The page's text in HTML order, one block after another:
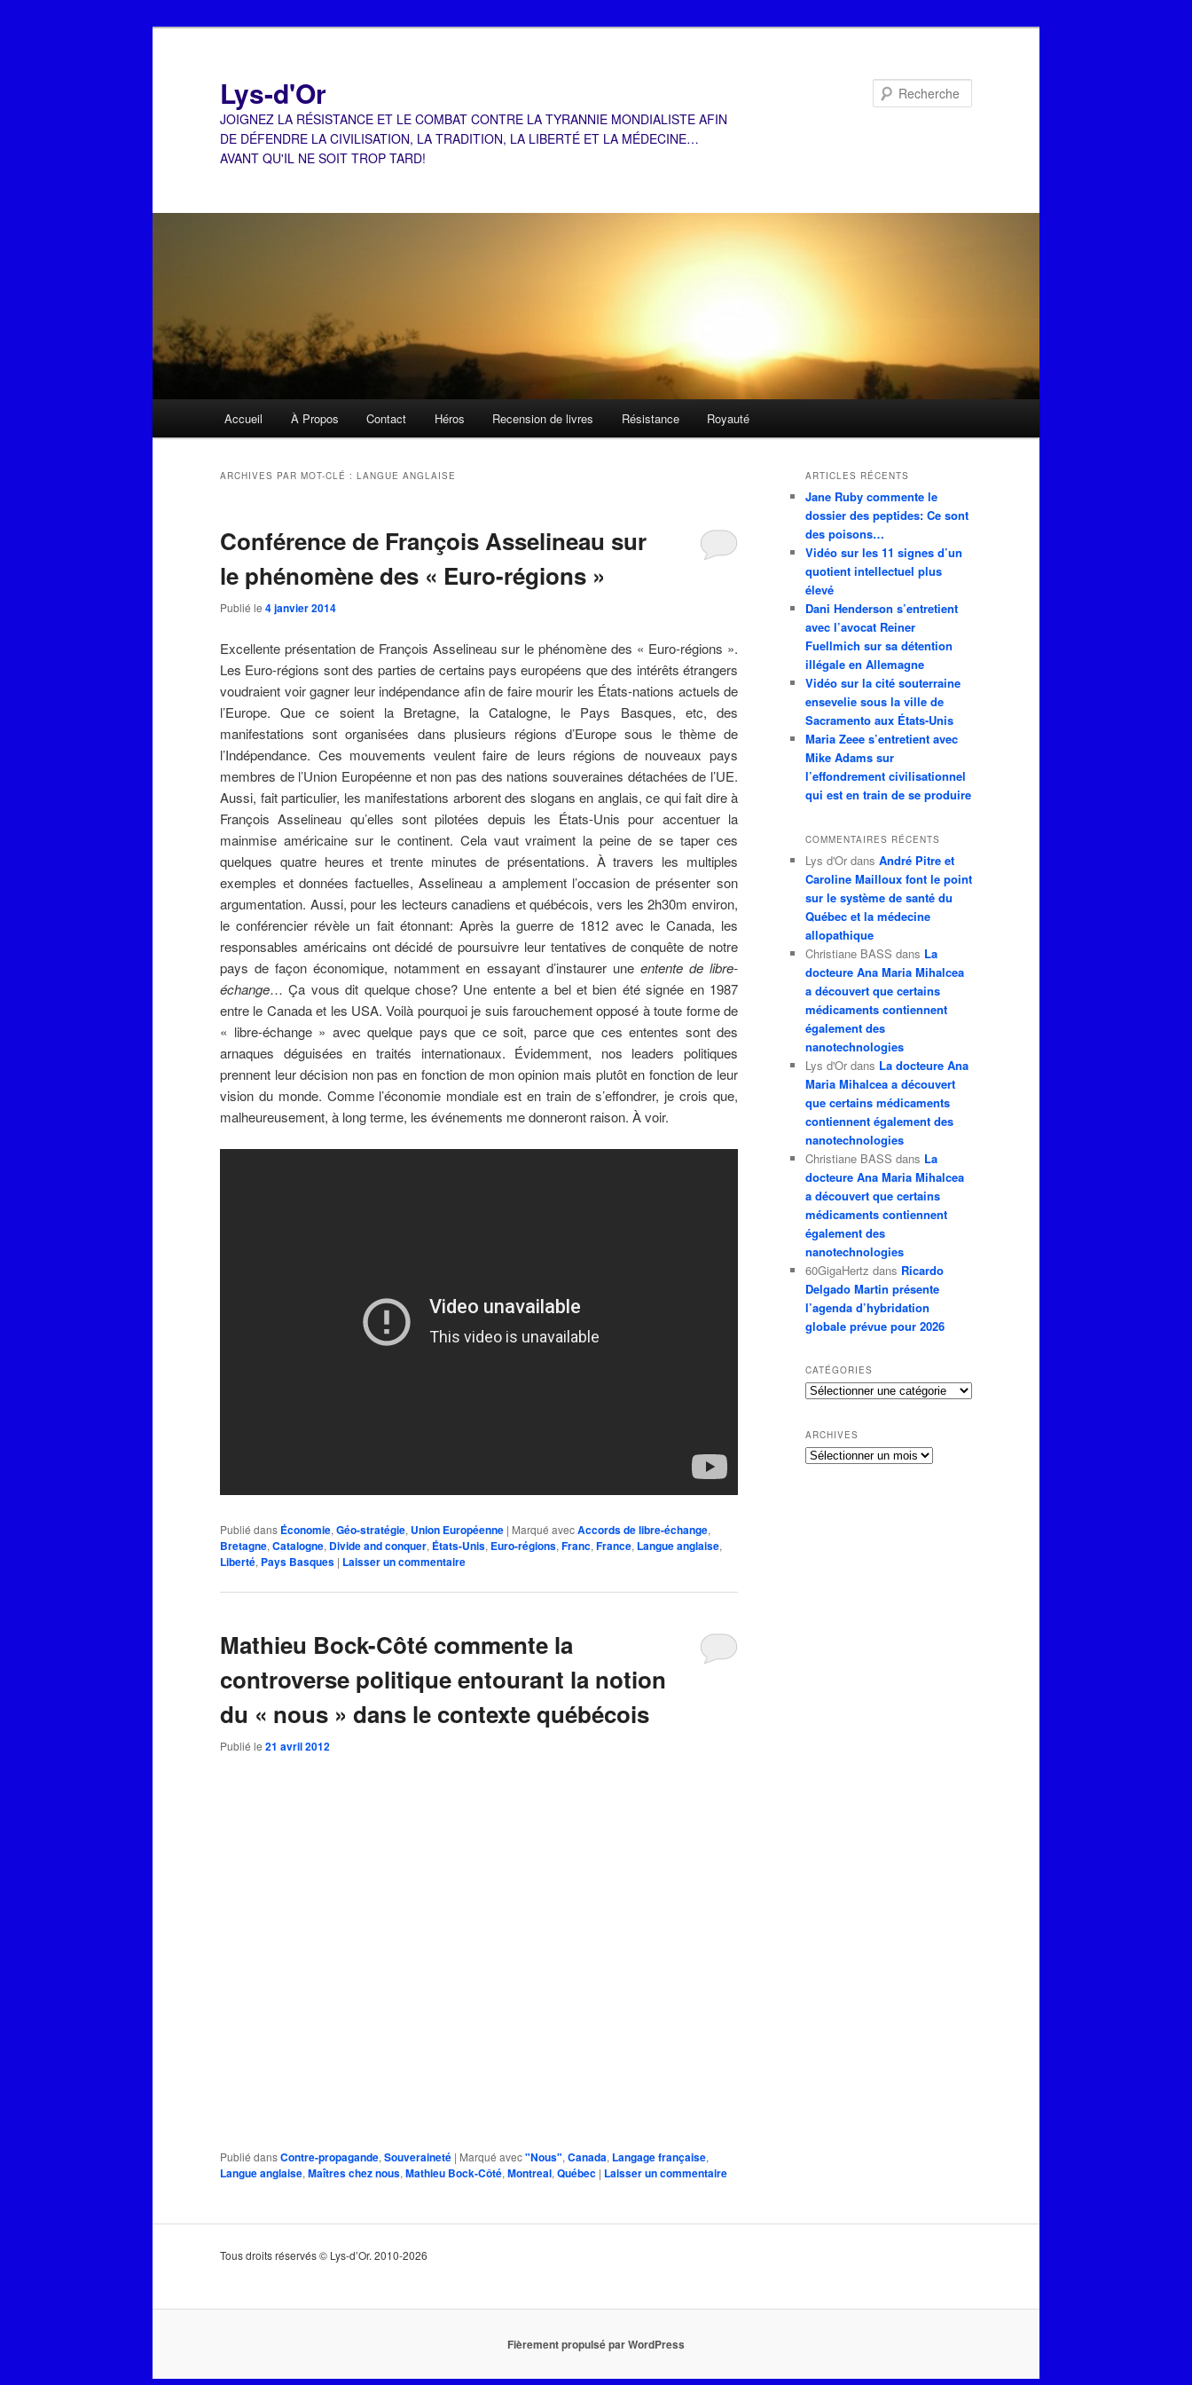
Lys-d'Or
JOIGNEZ LA RÉSISTANCE ET LE COMBAT CONTRE LA TYRANNIE MONDIALISTE AFIN
DE DÉFENDRE LA CIVILISATION, LA TRADITION, LA LIBERTÉ ET LA MÉDECINE…
AVANT QU'IL NE SOIT TROP TARD!
Accueil À Propos Contact Héros Recension de livres Résistance Royauté
ARCHIVES PAR MOT-CLÉ : LANGUE ANGLAISE
Conférence de François Asselineau sur
le phénomène des « Euro-régions »
Publié le 4 janvier 2014
Excellente présentation de François Asselineau sur le phénomène des « Euro-régions ».
Les Euro-régions sont des parties de certains pays européens que des intérêts étrangers
voudraient voir gagner leur indépendance afin de faire mourir les États-nations actuels de
l’Europe. Que ce soient la Bretagne, la Catalogne, le Pays Basques, etc, des
manifestations sont organisées dans plusieurs régions d’Europe sous le thème de
l’Indépendance. Ces mouvements veulent faire de leurs régions de nouveaux pays
membres de l’Union Européenne et non pas des nations souveraines détachées de l’UE.
Aussi, fait particulier, les manifestations arborent des slogans en anglais, ce qui fait dire à
François Asselineau qu’elles sont pilotées depuis les États-Unis pour accentuer la
mainmise américaine sur le continent. Cela vaut vraiment la peine de se taper ces
quelques quatre heures et trente minutes de présentations. À travers les multiples
exemples et données factuelles, Asselineau a amplement l’occasion de présenter son
argumentation. Aussi, pour les lecteurs canadiens et québécois, vers les 2h30m environ,
le conférencier révèle un fait étonnant: Après la guerre de 1812 avec le Canada, les
responsables américains ont décidé de poursuivre leur tentatives de conquête de notre
pays de façon économique, notamment en essayant d’instaurer une entente de libre-
échange… Ça vous dit quelque chose? Une entente a bel et bien été signée en 1987
entre le Canada et les USA. Voilà pourquoi je suis farouchement opposé à toute forme de
« libre-échange » avec quelque pays que ce soit, parce que ces ententes sont des
arnaques déguisées en traités internationaux. Évidemment, nos leaders politiques
prennent leur décision non pas en fonction de mon opinion mais plutôt en fonction de leur
vision du monde. Comme l’économie mondiale est en train de s’effondrer, je crois que,
malheureusement, à long terme, les événements me donneront raison. À voir.
Publié dans Économie, Géo-stratégie, Union Européenne | Marqué avecAccords de libre-échange,
Bretagne, Catalogne, Divide and conquer, États-Unis, Euro-régions, Franc, France, Langue anglaise,
Liberté, Pays Basques | Laisser un commentaire
Mathieu Bock-Côté commente la
controverse politique entourant la notion
du « nous » dans le contexte québécois
Publié le 21 avril 2012
Publié dansContre-propagande, Souveraineté | Marqué avec"Nous", Canada, Langage française,
Langue anglaise, Maîtres chez nous, Mathieu Bock-Côté, Montreal, Québec | Laisser un commentaire
ARTICLES RÉCENTS
Jane Ruby commente le
dossier des peptides: Ce sont
des poisons…
Vidéo sur les 11 signes d’un
quotient intellectuel plus
élevé
Dani Henderson s’entretient
avec l’avocat Reiner
Fuellmich sur sa détention
illégale en Allemagne
Vidéo sur la cité souterraine
ensevelie sous la ville de
Sacramento aux États-Unis
Maria Zeee s’entretient avec
Mike Adams sur
l’effondrement civilisationnel
qui est en train de se produire
COMMENTAIRES RÉCENTS
Lys d'Or dans André Pitre et
Caroline Mailloux font le point
sur le système de santé du
Québec et la médecine
allopathique
Christiane BASS dans La
docteure Ana Maria Mihalcea
a découvert que certains
médicaments contiennent
également des
nanotechnologies
Lys d'Or dans La docteure Ana
Maria Mihalcea a découvert
que certains médicaments
contiennent également des
nanotechnologies
Christiane BASS dans La
docteure Ana Maria Mihalcea
a découvert que certains
médicaments contiennent
également des
nanotechnologies
60GigaHertz dans Ricardo
Delgado Martin présente
l’agenda d’hybridation
globale prévue pour 2026
CATÉGORIES
Catégories
ARCHIVES
Archives
Tous droits réservés © Lys-d’Or. 2010-2026
Fièrement propulsé par WordPress